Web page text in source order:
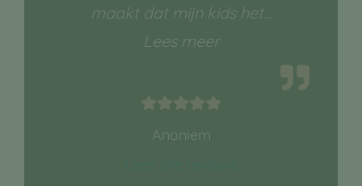
maakt dat mijn kids het…
Lees meer“Warme sfeer,
Anoniem